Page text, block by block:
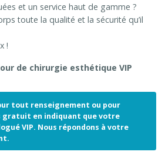
et un service haut de gamme ?
toute la qualité et la sécurité qu’il
!
de chirurgie esthétique VIP
tout renseignement ou pour
gratuit en indiquant que votre
VIP. Nous répondons à votre